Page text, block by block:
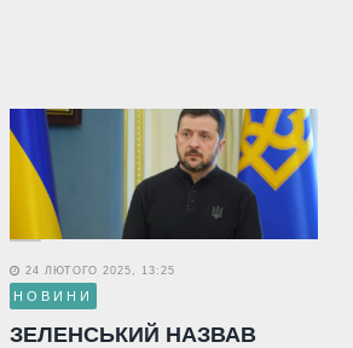
24 ЛЮТОГО 2025, 13:25
НОВИНИ
ЗЕЛЕНСЬКИЙ НАЗВАВ